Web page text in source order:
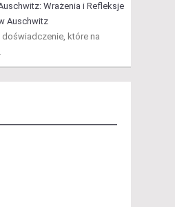
Wrażenia i Refleksje
Auschwitz
które na